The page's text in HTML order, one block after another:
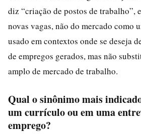
diz “criação de postos de trabalho”,
novas vagas, não do mercado como
usado em contextos onde se deseja
de empregos gerados, mas não
amplo de mercado de trabalho.
Qual o sinônimo mais
um currículo ou em uma
emprego?